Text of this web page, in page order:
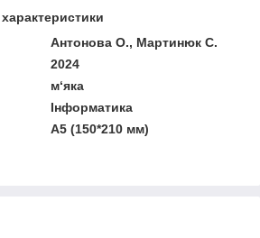
Антонова О., Мартинюк С.
2024
м‘яка
Інформатика
А5 (150*210 мм)